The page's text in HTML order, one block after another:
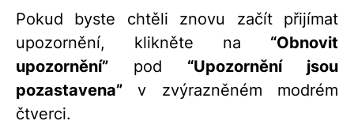
Pokud byste chtěli znovu začít přijímat
upozornění, klikněte na “Obnovit
upozornění” pod “Upozornění jsou
pozastavena” v zvýrazněném modrém
čtverci.